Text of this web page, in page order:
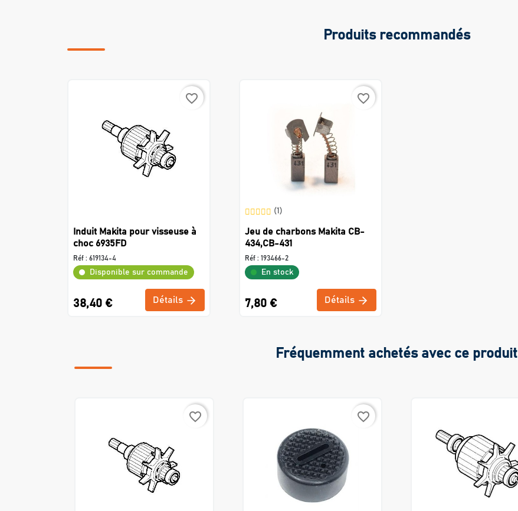
Produits recommandés
favorite_border
Induit Makita pour visseuse à
choc 6935FD
Réf : 619134-4
Disponible sur commande
38,40 € Détails
favorite_border
(1)
Jeu de charbons Makita CB-
434,CB-431
Réf : 193466-2
En stock
7,80 € Détails
Fréquemment achetés avec ce produit
favorite_border favorite_border